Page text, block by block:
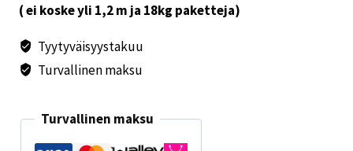
( ei koske yli 1,2 m ja 18kg paketteja)
Tyytyväisyystakuu
Turvallinen maksu
Turvallinen maksu